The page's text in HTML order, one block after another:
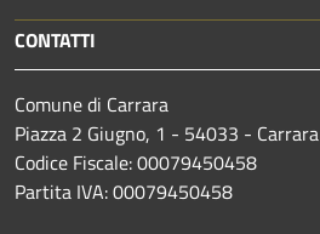
CONTATTI
Comune di Carrara
Piazza 2 Giugno, 1 - 54033 - Carrara
Codice Fiscale: 00079450458
Partita IVA: 00079450458